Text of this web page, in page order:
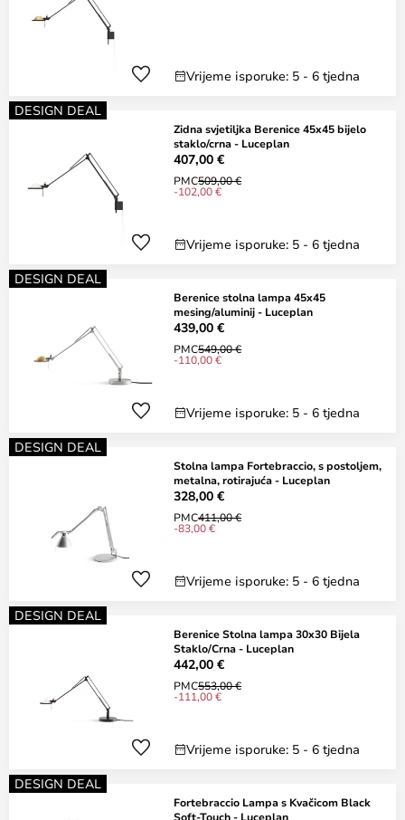
Vrijeme isporuke: 5 - 6 tjedna
DESIGN DEAL
Zidna svjetiljka Berenice 45x45 bijelo
staklo/crna - Luceplan
407,00 €
PMC509,00 €
-102,00 €
Vrijeme isporuke: 5 - 6 tjedna
DESIGN DEAL
Berenice stolna lampa 45x45
mesing/aluminij - Luceplan
439,00 €
PMC549,00 €
-110,00 €
Vrijeme isporuke: 5 - 6 tjedna
DESIGN DEAL
Stolna lampa Fortebraccio, s postoljem,
metalna, rotirajuća - Luceplan
328,00 €
PMC411,00 €
-83,00 €
Vrijeme isporuke: 5 - 6 tjedna
DESIGN DEAL
Berenice Stolna lampa 30x30 Bijela
Staklo/Crna - Luceplan
442,00 €
PMC553,00 €
-111,00 €
Vrijeme isporuke: 5 - 6 tjedna
DESIGN DEAL
Fortebraccio Lampa s Kvačicom Black
Soft-Touch - Luceplan